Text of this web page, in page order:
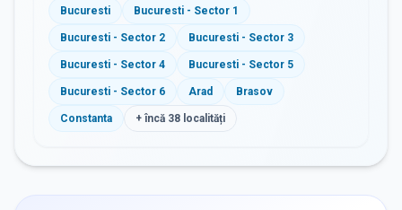
Bucuresti Bucuresti - Sector 1
Bucuresti - Sector 2 Bucuresti - Sector 3
Bucuresti - Sector 4 Bucuresti - Sector 5
Bucuresti - Sector 6 Arad Brasov
Constanta + încă 38 localități